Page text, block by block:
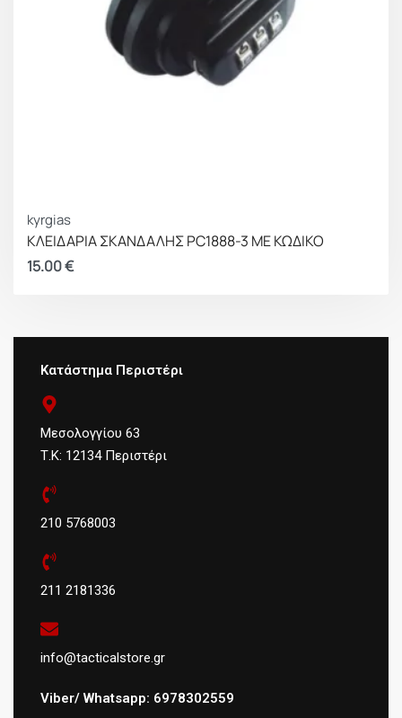
kyrgias
ΚΛΕΙΔΑΡΙΑ ΣΚΑΝΔΑΛΗΣ PC1888-3 ΜΕ ΚΩΔΙΚΟ
15.00€
Κατάστημα Περιστέρι
Μεσολογγίου 63
Τ.Κ: 12134 Περιστέρι
210 5768003
211 2181336
info@tacticalstore.gr
Viber/ Whatsapp: 6978302559